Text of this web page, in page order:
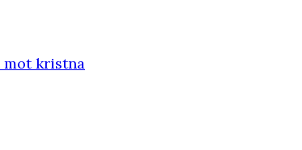
mot kristna